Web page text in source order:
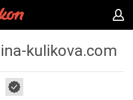
kulikova.com